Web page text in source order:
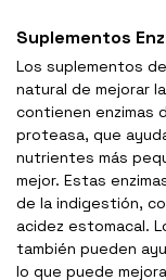
Suplementos
Los suplementos
natural de mejorar
contienen enzimas
proteasa, que
nutrientes más
mejor. Estas
de la indigestión,
acidez estomacal.
también pueden
lo que puede